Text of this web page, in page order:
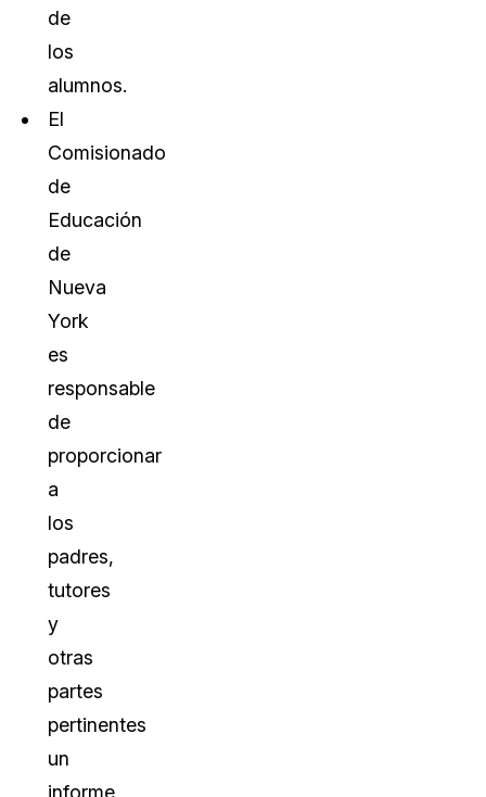
de
los
alumnos.
El
Comisionado
de
Educación
de
Nueva
York
es
responsable
de
proporcionar
a
los
padres,
tutores
y
otras
partes
pertinentes
un
informe